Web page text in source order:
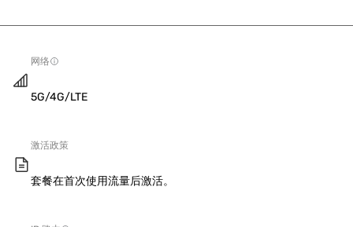
网络
5G/4G/LTE
激活政策
套餐在首次使用流量后激活。